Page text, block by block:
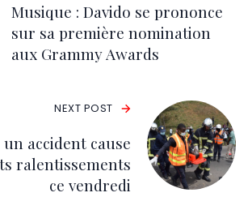
Musique : Davido se prononce
sur sa première nomination
aux Grammy Awards
NEXT POST
accident cause
ralentissements
ce vendredi